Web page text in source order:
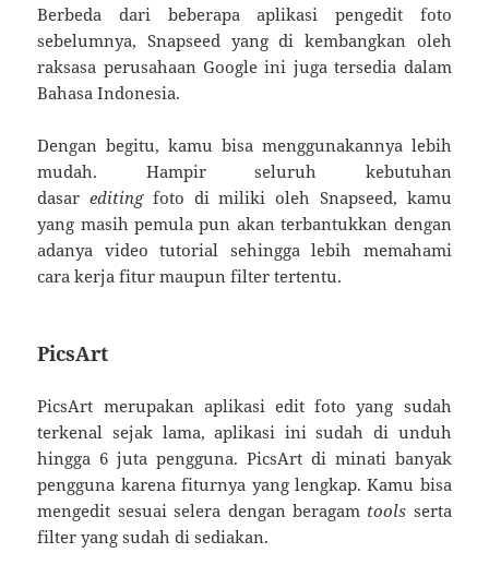
Berbeda dari beberapa aplikasi pengedit foto
sebelumnya, Snapseed yang di kembangkan oleh
raksasa perusahaan Google ini juga tersedia dalam
Bahasa Indonesia.
Dengan begitu, kamu bisa menggunakannya lebih
mudah. Hampir seluruh kebutuhan
dasarediting foto di miliki oleh Snapseed, kamu
yang masih pemula pun akan terbantukkan dengan
adanya video tutorial sehingga lebih memahami
cara kerja fitur maupun filter tertentu.
PicsArt
PicsArt merupakan aplikasi edit foto yang sudah
terkenal sejak lama, aplikasi ini sudah di unduh
hingga 6 juta pengguna. PicsArt di minati banyak
pengguna karena fiturnya yang lengkap. Kamu bisa
mengedit sesuai selera dengan beragam tools serta
filter yang sudah di sediakan.